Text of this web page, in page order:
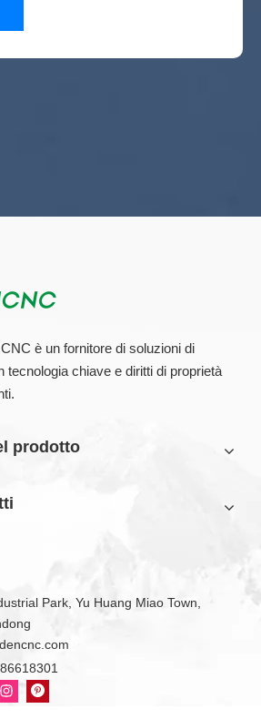
è un fornitore di soluzioni di
tecnologia chiave e diritti di proprietà
prodotto
Park, Yu Huang Miao Town,